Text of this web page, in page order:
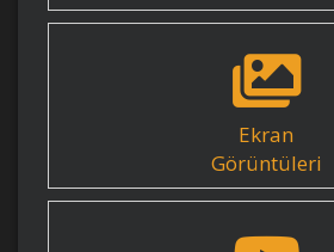
Ekran
Görüntüleri